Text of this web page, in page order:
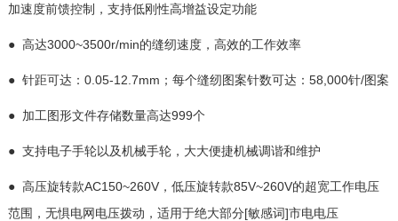
加速度前馈控制，支持低刚性高增益设定功能
● 高达3000~3500r/min的缝纫速度，高效的工作效率
● 针距可达：0.05-12.7mm；每个缝纫图案针数可达：58,000针/图案
● 加工图形文件存储数量高达999个
● 支持电子手轮以及机械手轮，大大便捷机械调谐和维护
● 高压旋转款AC150~260V，低压旋转款85V~260V的超宽工作电压
范围，无惧电网电压拨动，适用于绝大部分[敏感词]市电电压